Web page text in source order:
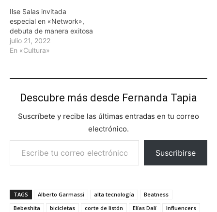
Ilse Salas invitada
especial en «Network»,
debuta de manera exitosa
julio 21, 2022
En «Cultura»
Descubre más desde Fernanda Tapia
Suscríbete y recibe las últimas entradas en tu correo
electrónico.
Escribe tu correo electrónico…
Suscribirse
TAGS Alberto Garmassi alta tecnología
Beatness
Bebeshita
bicicletas corte de listón Elías Dalí
Influencers